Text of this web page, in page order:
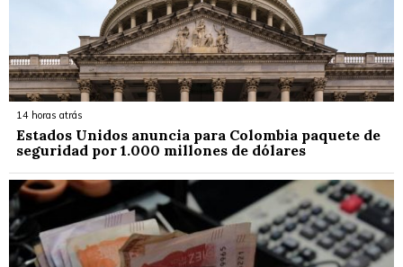
14 horas atrás
Estados Unidos anuncia para Colombia paquete de
seguridad por 1.000 millones de dólares